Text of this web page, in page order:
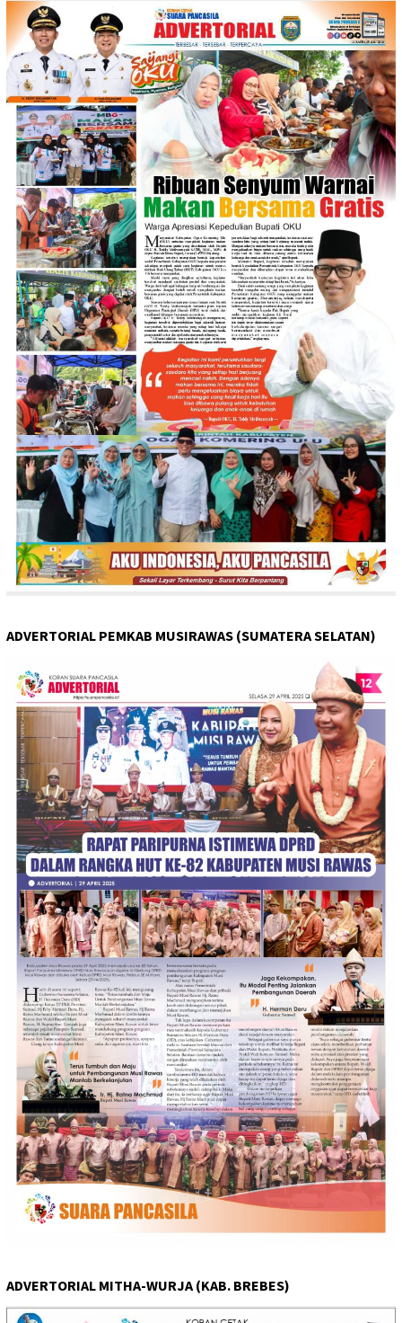
ADVERTORIAL PEMKAB MUSIRAWAS (SUMATERA SELATAN)
ADVERTORIAL MITHA-WURJA (KAB. BREBES)